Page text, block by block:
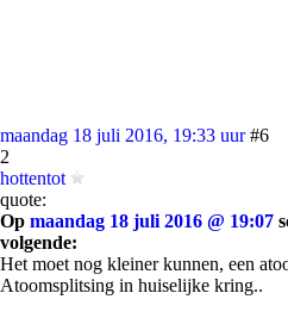
maandag 18 juli 2016, 19:33 uur #6
2
hottentot
quote:
Op maandag 18 juli 2016 @ 19:07
volgende:
Het moet nog kleiner kunnen, een
Atoomsplitsing in huiselijke kring..